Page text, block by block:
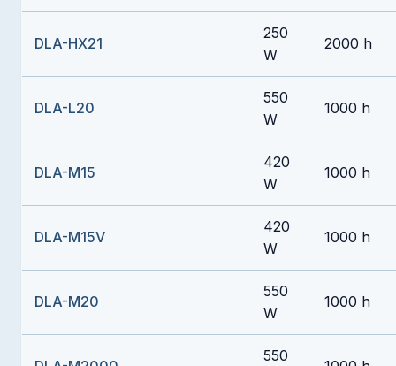
DLA-HX21
250
W
2000 h
DLA-L20
550
W
1000 h
DLA-M15
420
W
1000 h
DLA-M15V
420
W
1000 h
DLA-M20
550
W
1000 h
550